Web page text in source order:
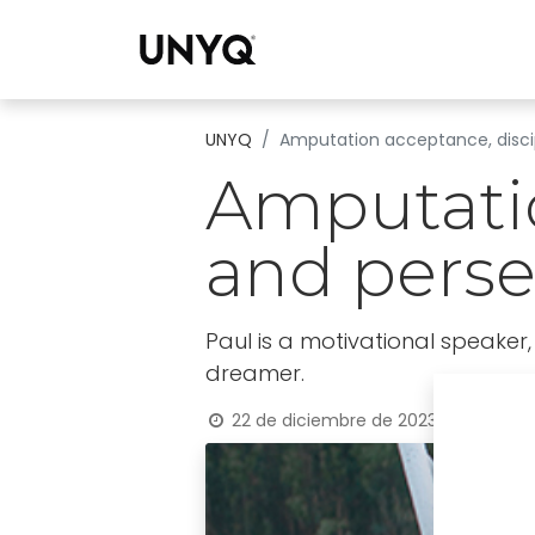
UNYQ Amputation acceptance,
and
Paul is a motivational
dreamer.
22 de diciembre de 2023